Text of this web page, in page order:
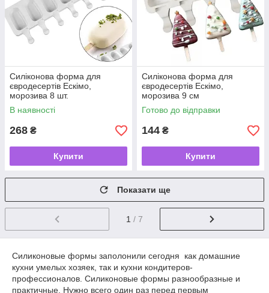
Силіконова форма для
євродесертів Ескімо,
морозива 8 шт.
В наявності
268 ₴
Купити
Силіконова форма для
євродесертів Ескімо,
морозива 9 см
Готово до відправки
144 ₴
Купити
Показати ще
1 / 7
Силиконовые формы заполонили сегодня как домашние
кухни умелых хозяек, так и кухни кондитеров-
профессионалов. Силиконовые формы разнообразные и
практичные. Нужно всего один раз перед первым